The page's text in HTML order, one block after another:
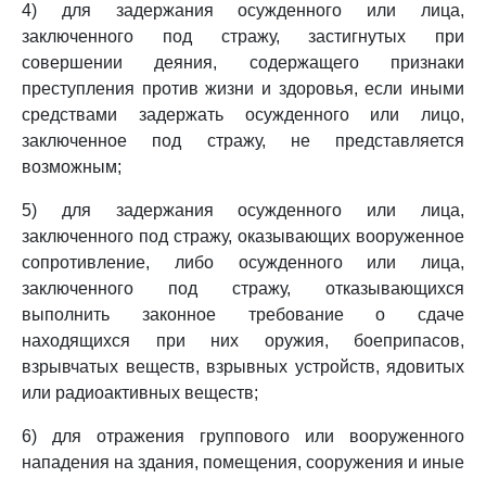
4) для задержания осужденного или лица,
заключенного под стражу, застигнутых при
совершении деяния, содержащего признаки
преступления против жизни и здоровья, если иными
средствами задержать осужденного или лицо,
заключенное под стражу, не представляется
возможным;
5) для задержания осужденного или лица,
заключенного под стражу, оказывающих вооруженное
сопротивление, либо осужденного или лица,
заключенного под стражу, отказывающихся
выполнить законное требование о сдаче
находящихся при них оружия, боеприпасов,
взрывчатых веществ, взрывных устройств, ядовитых
или радиоактивных веществ;
6) для отражения группового или вооруженного
нападения на здания, помещения, сооружения и иные